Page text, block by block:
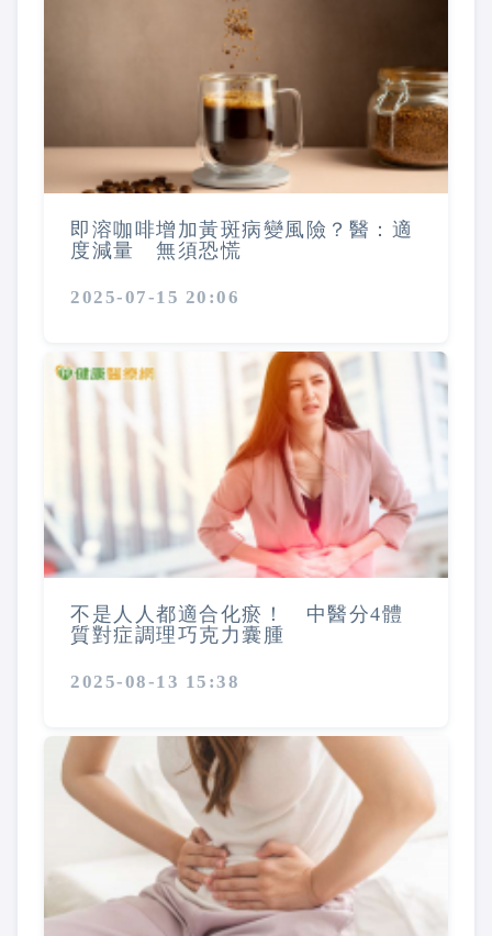
即溶咖啡增加黃斑病變風險？醫：適
度減量 無須恐慌
2025-07-15 20:06
不是人人都適合化瘀！ 中醫分4體
質對症調理巧克力囊腫
2025-08-13 15:38